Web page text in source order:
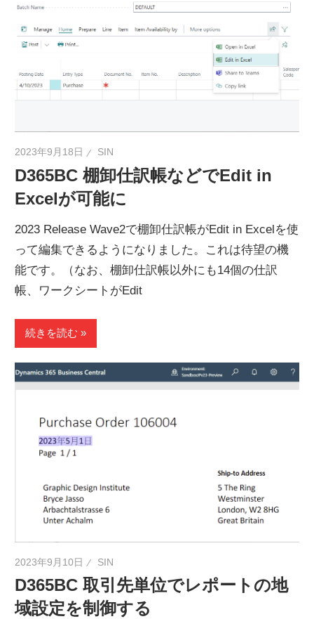
の
ネ
を
2023年9月18日 SIN
D365BC 棚卸仕訳帳などでEdit in
Excelが可能に
2023 Release Wave2で棚卸仕訳帳がEdit in Excelを使
って編集できるようになりました。これは待望の機
能です。（なお、棚卸仕訳帳以外にも14個の仕訳
帳、ワークシートがEdit
続きを読む
2023年9月10日 SIN
D365BC 取引先単位でレポートの地
域設定を制御する